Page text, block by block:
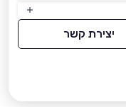
יצירת קשר